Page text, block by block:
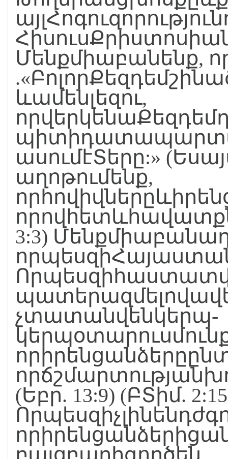
Մենքմիաբանենք,
ևամենլեզու,
ասումէՏերը:»
աղոթումենք,
3:3)
չտատանվենկերպ-
(Եբր. 13:9) (ԲՏիմ.